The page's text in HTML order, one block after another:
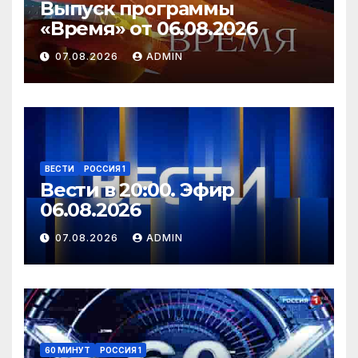
Выпуск программы
«Время» от 06.08.2026
07.08.2026 ADMIN
ВЕСТИ РОССИЯ 1
Вести в 20:00. Эфир
06.08.2026
07.08.2026 ADMIN
60 МИНУТ РОССИЯ 1